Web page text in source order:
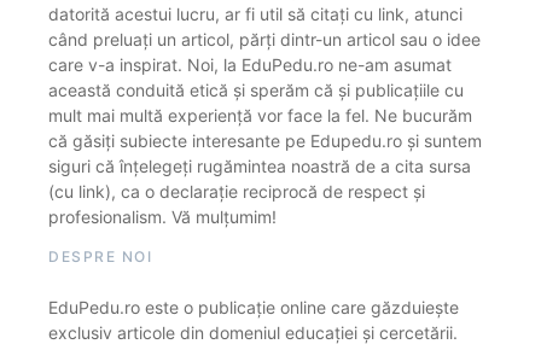
datorită acestui lucru, ar fi util să citați cu link, atunci
când preluați un articol, părți dintr-un articol sau o idee
care v-a inspirat. Noi, la EduPedu.ro ne-am asumat
această conduită etică și sperăm că și publicațiile cu
mult mai multă experiență vor face la fel. Ne bucurăm
că găsiți subiecte interesante pe Edupedu.ro și suntem
siguri că înțelegeți rugămintea noastră de a cita sursa
(cu link), ca o declarație reciprocă de respect și
profesionalism. Vă mulțumim!
DESPRE NOI
EduPedu.ro este o publicație online care găzduiește
exclusiv articole din domeniul educației și cercetării.